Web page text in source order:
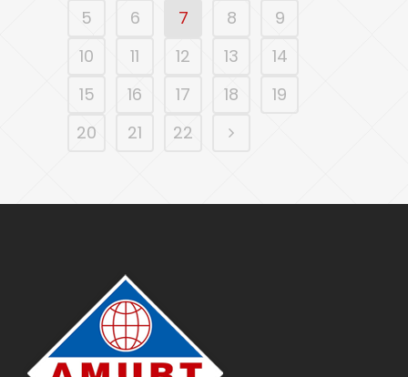
5
6 7 8
9
10
11 12 13
14
15
16 17 18
19
20
21 22